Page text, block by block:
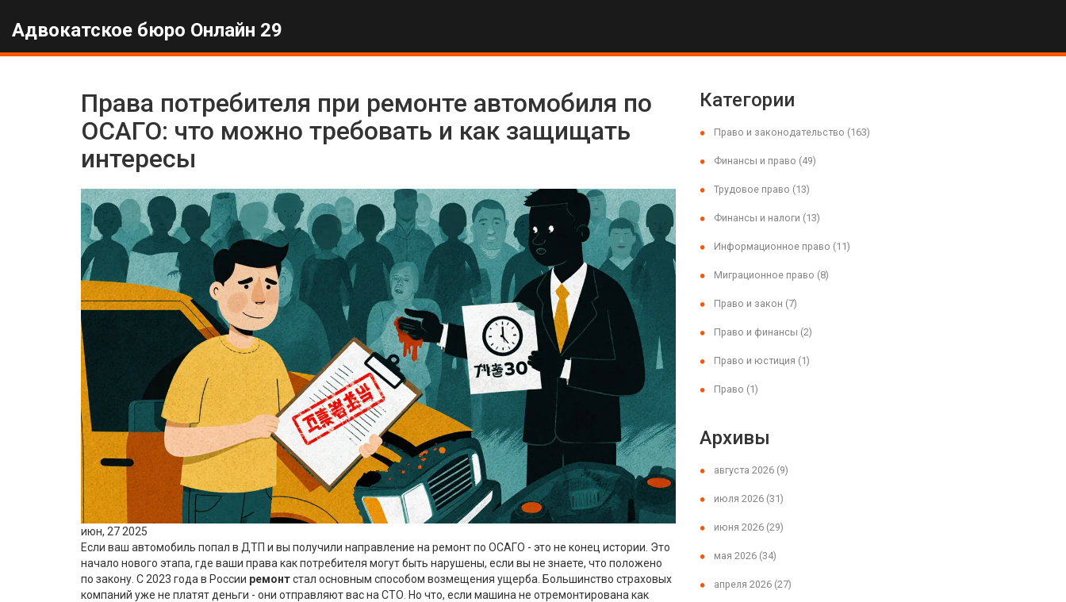
Адвокатское бюро Онлайн 29
Права потребителя при ремонте автомобиля по
ОСАГО: что можно требовать и как защищать
интересы
июн, 27 2025
Если ваш автомобиль попал в ДТП и вы получили направление на ремонт по ОСАГО - это не конец истории. Это
начало нового этапа, где ваши права как потребителя могут быть нарушены, если вы не знаете, что положено
по закону. С 2023 года в России ремонтстал основным способом возмещения ущерба. Большинство страховых
компаний уже не платят деньги - они отправляют вас на СТО. Но что, если машина не отремонтирована как
Категории
Право и законодательство (163)
Финансы и право (49)
Трудовое право (13)
Финансы и налоги (13)
Информационное право (11)
Миграционное право (8)
Право и закон (7)
Право и финансы (2)
Право и юстиция (1)
Право (1)
Архивы
августа 2026 (9)
июля 2026 (31)
июня 2026 (29)
мая 2026 (34)
апреля 2026 (27)